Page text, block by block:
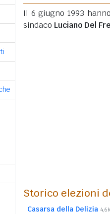
Il 6 giugno 1993
sindaco Luciano Del
Storico elezioni
Casarsa della Delizia